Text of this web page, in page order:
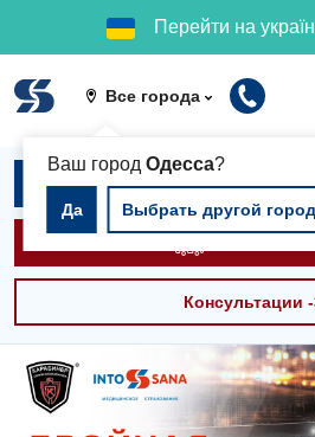
Перейти на
Все города
Ваш город Одесса?
Да Выбрать другой город
Записаться на
Вызвать
Консультации